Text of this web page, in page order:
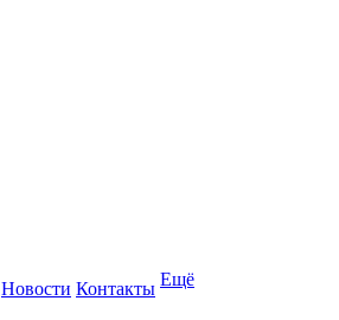
Новости Контакты Ещё